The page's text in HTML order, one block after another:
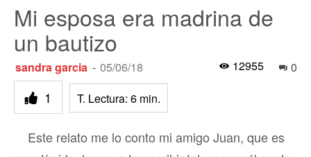
Mi esposa era madrina de
un bautizo
sandra garcia - 05/06/18 0
12955
1 T. Lectura: 6 min.
Este relato me lo conto mi amigo Juan, que es